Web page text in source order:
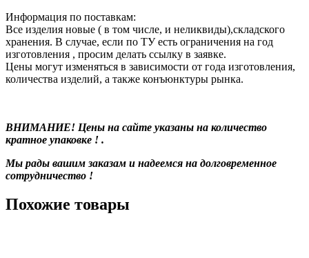
Информация по поставкам:
Все изделия новые ( в том числе, и неликвиды),складского
хранения. В случае, если по ТУ есть ограничения на год
изготовления , просим делать ссылку в заявке.
Цены могут изменяться в зависимости от года изготовления,
количества изделий, а также конъюнктуры рынка.
ВНИМАНИЕ! Цены на сайте указаны на количество
кратное упаковке ! .
Мы рады вашим заказам и надеемся на долговременное
сотрудничество !
Похожие товары